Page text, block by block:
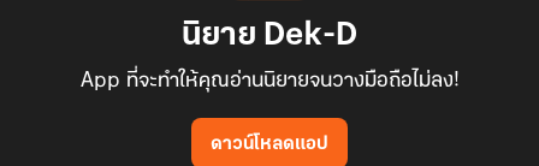
นิยาย Dek-D
App ที่จะทำให้คุณอ่านนิยายจนวางมือถือไม่ลง!
ดาวน์โหลดแอป